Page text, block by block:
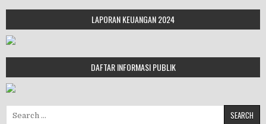
LAPORAN KEUANGAN 2024
DAFTAR INFORMASI PUBLIK